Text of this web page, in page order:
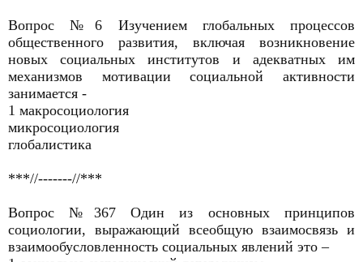
Вопрос №6 Изучением глобальных процессов
общественного развития, включая возникновение
новых социальных институтов и адекватных им
механизмов мотивации социальной активности
занимается -
1 макросоциология
микросоциология
глобалистика
***//-------//***
Вопрос №367 Один из основных принципов
социологии, выражающий всеобщую взаимосвязь и
взаимообусловленность социальных явлений это –